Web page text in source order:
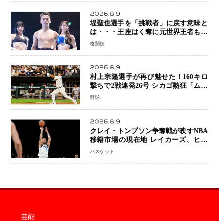
2026.8.9
堤聖也選手を「挑戦者」に戻す意味と
は・・・王座はく奪に元世界王者も疑
問符 見たいのは井上拓真選手、那須
格闘技
2026.8.9
村上宗隆選手が再び魅せた！160キロ
撃ちで2戦連発26号 シカゴ熱狂「ムネ
はスターだ」米ファンの人気も急上昇
野球
2026.8.9
クレイ・トンプソン争奪戦が映すNBA
移籍市場の現在地 レイカーズ、ヒー
トが注目する36歳の名シューターをマ
バスケット
芸能